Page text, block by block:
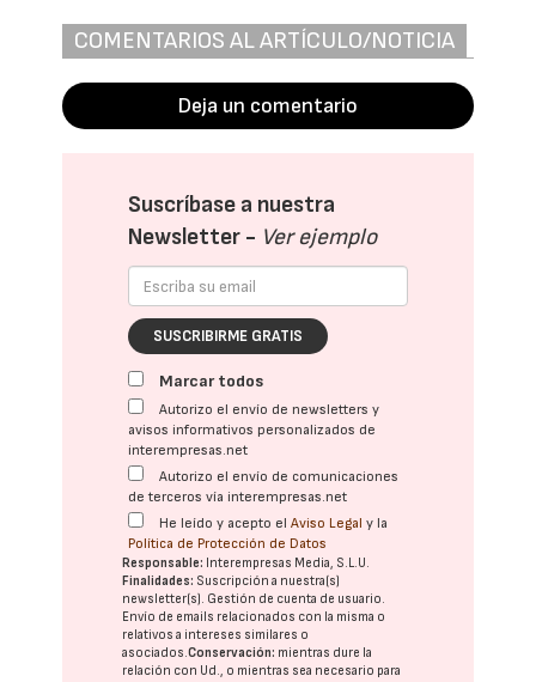
COMENTARIOS AL ARTÍCULO/NOTICIA
Deja un comentario
Suscríbase a nuestra
Newsletter - Ver ejemplo
SUSCRIBIRME GRATIS
Marcar todos
Autorizo el envío de newsletters y
avisos informativos personalizados de
interempresas.net
Autorizo el envío de comunicaciones
de terceros vía interempresas.net
He leído y acepto elAviso Legal y la
Política de Protección de Datos
Responsable: Interempresas Media, S.L.U.
Finalidades: Suscripción a nuestra(s)
newsletter(s). Gestión de cuenta de usuario.
Envío de emails relacionados con la misma o
relativos a intereses similares o
asociados.Conservación: mientras dure la
relación con Ud., o mientras sea necesario para